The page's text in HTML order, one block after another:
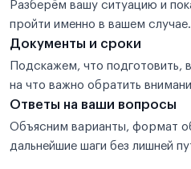
Разберём вашу ситуацию и
пройти именно в вашем случае.
Документы и сроки
Подскажем, что подготовить,
на что важно обратить
Ответы на ваши вопросы
Объясним варианты, формат
дальнейшие шаги без лишней